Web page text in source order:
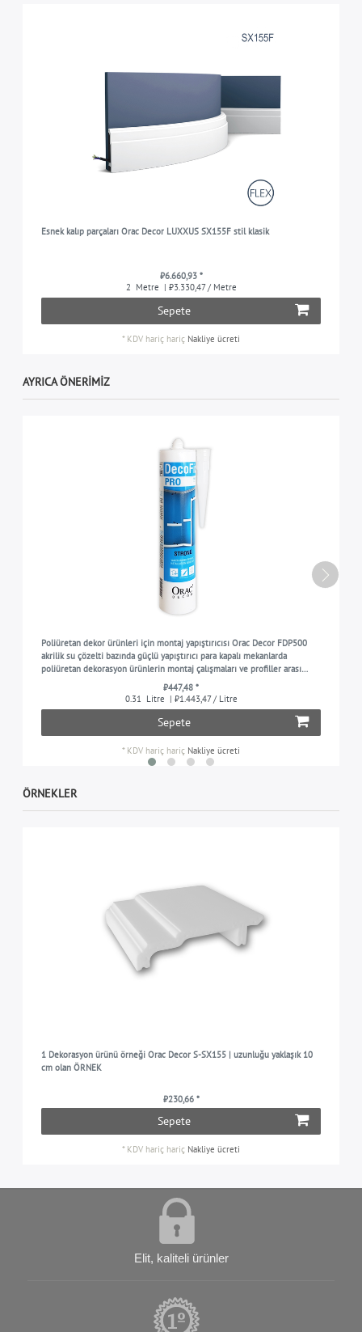
Esnek kalıp parçaları Orac Decor LUXXUS SX155F stil klasik
₺6.660,93 *
2 Metre | ₺3.330,47 / Metre
Sepete
* KDV hariç hariç Nakliye ücreti
AYRICA ÖNERIMIZ
Poliüretan dekor ürünleri için montaj yapıştırıcısı Orac Decor FDP500
akrilik su çözelti bazında güçlü yapıştırıcı para kapalı mekanlarda
poliüretan dekorasyon ürünlerin montaj çalışmaları ve profiller arası
₺447,48 *
0.31 Litre | ₺1.443,47 / Litre
Sepete
* KDV hariç hariç Nakliye ücreti
ÖRNEKLER
1 Dekorasyon ürünü örneği Orac Decor S-SX155 | uzunluğu yaklaşık 10
cm olan ÖRNEK
₺230,66 *
Sepete
* KDV hariç hariç Nakliye ücreti
Elit, kaliteli ürünler